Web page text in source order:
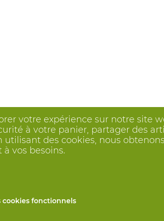
votre expérience sur notre site
à votre panier, partager des
des cookies, nous
vos besoins.
fonctionnels